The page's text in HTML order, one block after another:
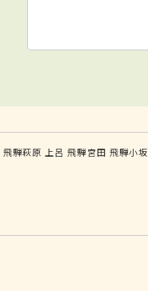
飛騨萩原 上呂 飛騨宮田 飛騨小坂